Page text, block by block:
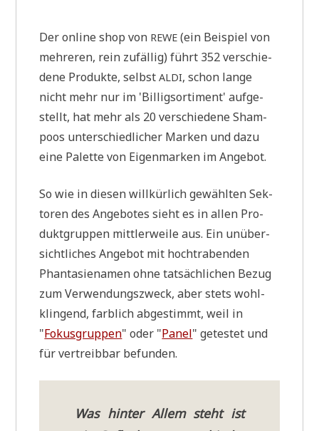
Der online shop von REWE (ein Bei­spiel von
meh­re­ren, rein zufäl­lig) führt 352 ver­schie­
de­ne Pro­duk­te, selbstALDI, schon lan­ge
nicht mehr nur im 'Bil­lig­sor­ti­ment' auf­ge­
stellt, hat mehr als 20 ver­schie­de­ne Sham­
poos unter­schied­li­cher Mar­ken und dazu
eine Palet­te von Eigen­mar­ken im Angebot.
So wie in die­sen will­kür­lich gewähl­ten Sek­
to­ren des Ange­bo­tes sieht es in allen Pro­
dukt­grup­pen mitt­ler­wei­le aus. Ein unüber­
sicht­li­ches Ange­bot mit hoch­tra­ben­den
Phan­ta­sie­na­men ohne tat­säch­li­chen Bezug
zum Ver­wen­dungs­zweck, aber stets wohl­
klin­gend, farb­lich abge­stimmt, weil in
"Fokus­grup­pen" oder "Panel" gete­stet und
für ver­treib­bar befunden.
Was hin­ter Allem steht ist